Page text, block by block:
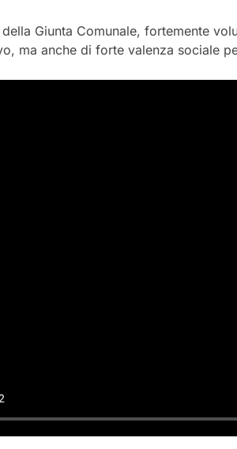
Giunta Comunale, fortemente
ma anche di forte valenza sociale